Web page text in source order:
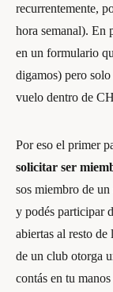
recurrentemente,
hora semanal). En
en un formulario
digamos) pero
vuelo dentro de
Por eso el primer
solicitar ser
sos miembro de
y podés participar
abiertas al resto
de un club otorga
contás en tu